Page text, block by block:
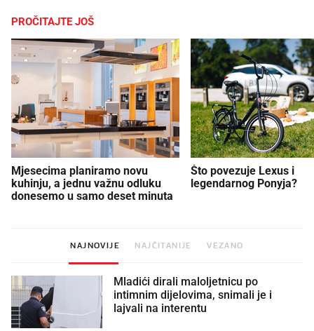
PROČITAJTE JOŠ
Mjesecima planiramo novu
kuhinju, a jednu važnu odluku
donesemo u samo deset minuta
Što povezuje Lexus i
legendarnog Ponyja?
NAJNOVIJE NAJČITANIJE VEZANO
Mladići dirali maloljetnicu po
intimnim dijelovima, snimali je i
lajvali na interentu